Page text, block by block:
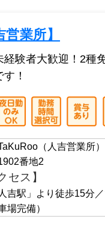
業所】
験者大歓迎！2種
！
（人吉営業所
番地2
セス】
吉駅」より徒歩15分
場完備）